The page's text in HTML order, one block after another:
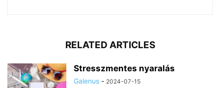
RELATED ARTICLES
Stresszmentes nyaralás
Galenus - 2024-07-15